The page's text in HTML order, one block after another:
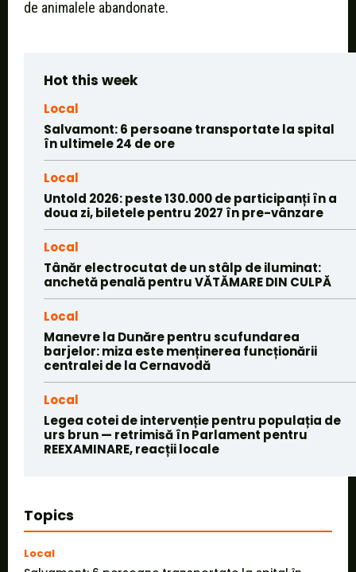
de animalele abandonate.
Hot this week
Local
Salvamont: 6 persoane transportate la spital
în ultimele 24 de ore
Local
Untold 2026: peste 130.000 de participanți în a
doua zi, biletele pentru 2027 în pre-vânzare
Local
Tânăr electrocutat de un stâlp de iluminat:
anchetă penală pentru VĂTĂMARE DIN CULPĂ
Local
Manevre la Dunăre pentru scufundarea
barjelor: miza este menținerea funcționării
centralei de la Cernavodă
Local
Legea cotei de intervenție pentru populația de
urs brun — retrimisă în Parlament pentru
REEXAMINARE, reacții locale
Topics
Local